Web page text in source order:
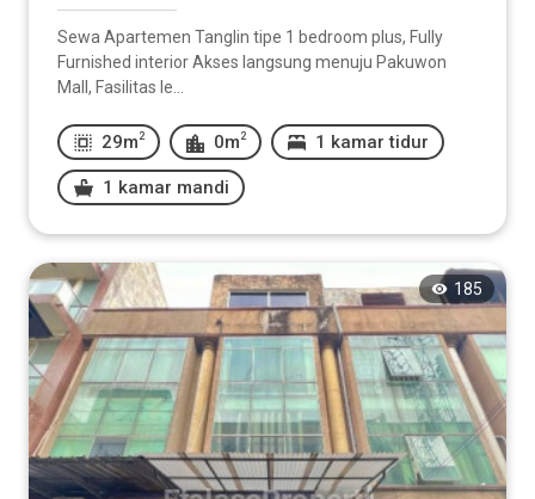
Sewa Apartemen Tanglin tipe 1 bedroom plus, Fully
Furnished interior Akses langsung menuju Pakuwon
Mall, Fasilitas le...
29m 2 0m 2 1 kamar tidur
1 kamar mandi
185